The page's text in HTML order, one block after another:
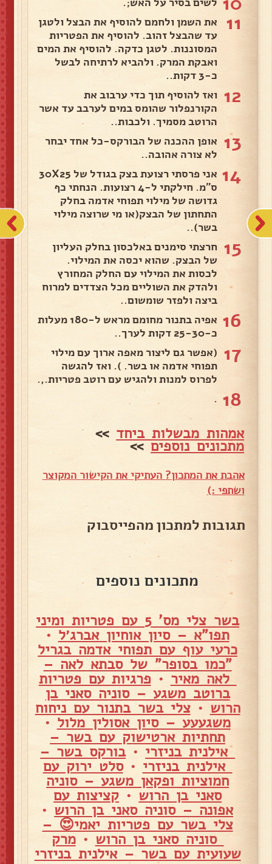
11
את השמן ולחמם להוסיף את הבצל ולטגן
עד שהבצל זהוב. להוסיף את הפטריות
המסוננות. לטגן כדקה. להוסיף את המים
ואבקת המרק. ולהביא לרתיחה לבשל
כ-3 דקות..
12 ואז להוסיף תוך כדי ערבוב את
הקורנפלור שהומס במים לערבב עד אשר
הרוטב מסמיך. ולכבות..
13 אופן ההכנה של הבורקס-כל אחד יבחר
לא צורה אהובה..
14
אני פרסתי רצועת בצק בגודל של 30X25
ס"מ. חילקתי ל-4 רצועות. הנחתי כף
גדושה של מילוי תפוחי אדמה בחלק
התחתון של הבצק(או מי שרוצה מילוי
בשר)..
15 חרצתי סימנים באלכסון בחלק העליון
של הבצק. שהוא יכסה את המילוי.
לכסות את המילוי עם החלק המחורץ
ולהדק את השוליים מכל הצדדים למרוח
ביצה ולפזר שומשום..
16
אפיה בתנור מחומם מראש ל-180 מעלות
כ-25-30 דקות לערך..
17 (אפשר גם ליצור מאפה ארוך עם מילוי
תפוחי אדמה או בשר. ). ואז להגשה
לפרוס למנות ולהגיש עם רוטב פטריות.,.
18
.
אמהות מבשלות ביחד >>
מתכונים נוספים>>
אהבת את המתכון? העתיקי את הקישור המקוצר
ושתפי :)
תגובות למתכון מהפייסבוק
מתכונים נוספים
בשר צלי מס' 5 עם פטריות ומיני
תפו"א – סיון אוחיון אברג׳ל •
כרעי עוף עם תפוחי אדמה בגריל
"כמו בסופר" של סבתא לאה –
לאה מאיר • פרגיות עם פטריות
ברוטב משגע – סוניה סאני בן
הרוש •צלי בשר בתנור עם ניחוח
משגעעע – סיון אסולין מלול •
תחתיות ארטישוק עם בשר –
אילנית בניזרי •בורקס בשר –
אילנית בניזרי •סלט ירוק עם
חמוציות ופקאן משגע – סוניה
סאני בן הרוש • קציצות עם
אפונה – סוניה סאני בן הרוש •
צלי בשר עם פטריות יאמי😍 –
סוניה סאני בן הרוש •מרק
שעועית עם בשר – אילנית בניזרי